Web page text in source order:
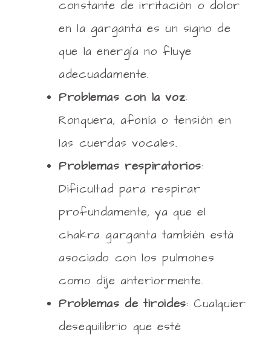
constante de irritación o dolor
en la garganta es un signo de
que la energía no fluye
adecuadamente.
Problemas con la voz:
Ronquera, afonía o tensión en
las cuerdas vocales.
Problemas respiratorios:
Dificultad para respirar
profundamente, ya que el
chakra garganta también está
asociado con los pulmones
como dije anteriormente.
Problemas de tiroides: Cualquier
desequilibrio que esté